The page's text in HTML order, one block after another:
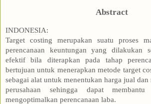
Abstract
INDONESIA:
Target costing merupakan suatu proses
perencanaan keuntungan yang dilakukan
efektif bila diterapkan pada tahap
bertujuan untuk menerapkan metode target
sebagai alat untuk menentukan harga jual
perusahaan sehingga dapat membantu
mengoptimalkan perencanaan laba.